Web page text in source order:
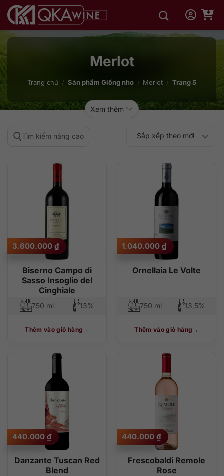
qua
dung
Merlot
Trang chủ / Sản phẩm Giống nho / Merlot / Trang 5
Xem thêm
Tìm kiếm nâng cao Sắp xếp theo
độ phổ biến
Sắp xếp theo mới
thấp đến cao
cao đến thấp
Biserno Campo di
Sasso Insoglio del
Cinghiale
3.600.000 ₫
750 ml 13%
Thêm vào giỏ hàng
Ornellaia Le Volte
1.040.000 ₫
750 ml 13,5%
Thêm vào giỏ hàng
Danzante Tuscan Red
Blend
440.000 ₫
Frescobaldi Remole
Rose
440.000 ₫